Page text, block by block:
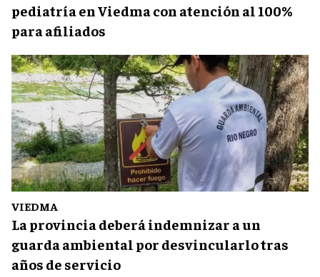
pediatría en Viedma con atención al 100%
para afiliados
VIEDMA
La provincia deberá indemnizar a un
guarda ambiental por desvincularlo tras
años de servicio